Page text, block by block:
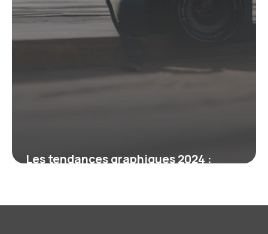
Les tendances graphiques 2024 :